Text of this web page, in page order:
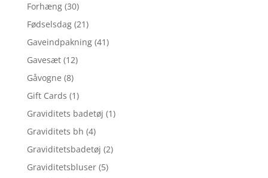
Forhæng (30)
Fødselsdag (21)
Gaveindpakning (41)
Gavesæt (12)
Gåvogne (8)
Gift Cards (1)
Graviditets badetøj (1)
Graviditets bh (4)
Graviditetsbadetøj (2)
Graviditetsbluser (5)